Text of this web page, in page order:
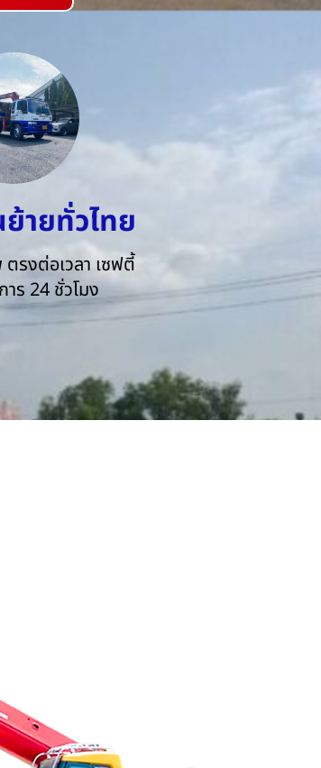
ายทั่วไทย
รงต่อเวลา เซฟตี้
ร 24 ชั่วโมง